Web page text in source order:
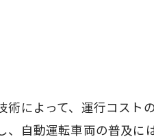
によって、運行コスト
自動運転車両の普及に